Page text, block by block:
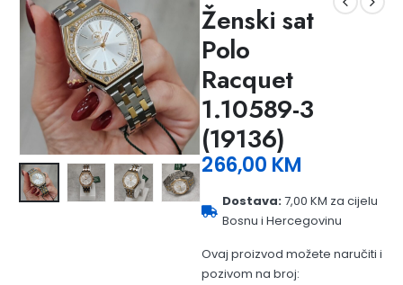
Ženski sat
Polo
Racquet
1.10589-3
(19136)
266,00 KM
Dostava:7,00 KM za cijelu
Bosnu i Hercegovinu
Ovaj proizvod možete naručiti i
pozivom na broj: